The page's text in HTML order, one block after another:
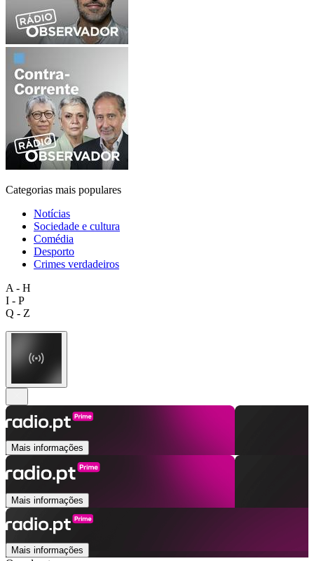
Categorias mais populares
Notícias
Sociedade e cultura
Comédia
Desporto
Crimes verdadeiros
A - H
I - P
Q - Z
Mais informações
Mais informações
Mais informações